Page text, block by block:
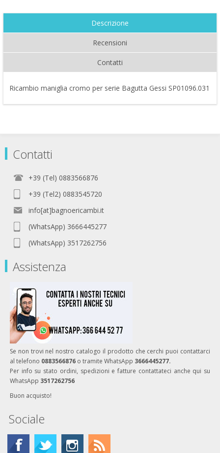
Descrizione
Recensioni
Contatti
Ricambio maniglia cromo per serie Bagutta Gessi SP01096.031
Contatti
+39 (Tel) 0883566876
+39 (Tel2) 0883545720
info[at]bagnoericambi.it
(WhatsApp) 3666445277
(WhatsApp) 3517262756
Assistenza
Se non trovi nel nostro catalogo il prodotto che cerchi puoi contattarci
al telefono 0883566876 o tramite WhatsApp 3666445277.
Per info su stato ordini, spedizioni e fatture contattateci anche qui su
WhatsApp 3517262756
Buon acquisto!
Sociale